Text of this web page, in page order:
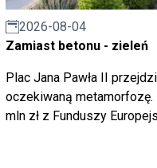
2026-08-04
Zamiast betonu - zieleń
Plac Jana Pawła II
oczekiwaną metamorfozę.
mln zł z Funduszy